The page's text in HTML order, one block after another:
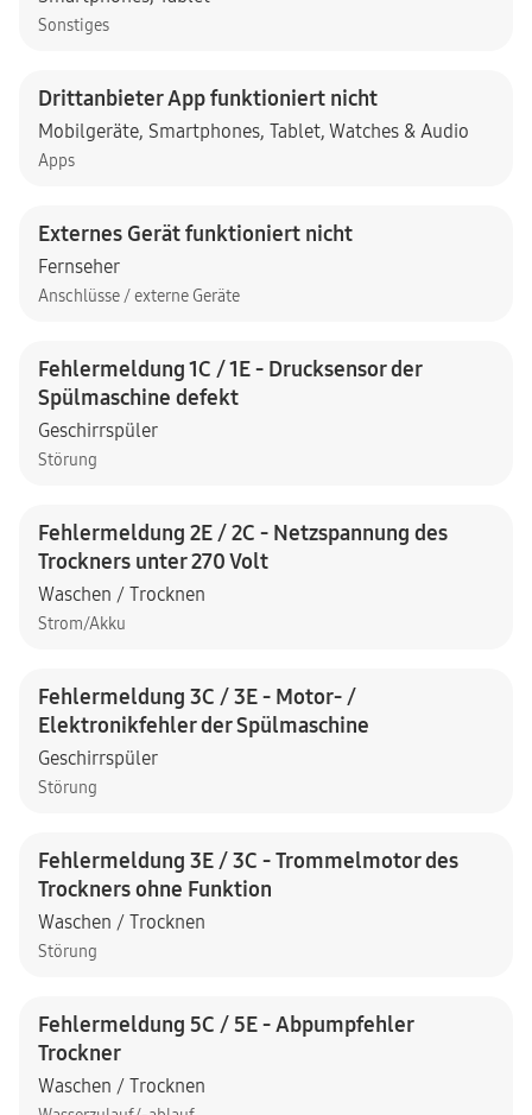
Sonstiges
Drittanbieter App funktioniert nicht
Mobilgeräte, Smartphones, Tablet, Watches & Audio
Apps
Externes Gerät funktioniert nicht
Fernseher
Anschlüsse / externe Geräte
Fehlermeldung 1C / 1E - Drucksensor der
Spülmaschine defekt
Geschirrspüler
Störung
Fehlermeldung 2E / 2C - Netzspannung des
Trockners unter 270 Volt
Waschen / Trocknen
Strom/Akku
Fehlermeldung 3C / 3E - Motor- /
Elektronikfehler der Spülmaschine
Geschirrspüler
Störung
Fehlermeldung 3E / 3C - Trommelmotor des
Trockners ohne Funktion
Waschen / Trocknen
Störung
Fehlermeldung 5C / 5E - Abpumpfehler
Trockner
Waschen / Trocknen